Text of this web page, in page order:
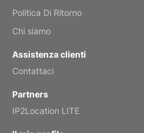
by Anne
Politica Di Ritorno
Chi siamo
Assistenza clienti
Contattaci
Partners
IP2Location LITE